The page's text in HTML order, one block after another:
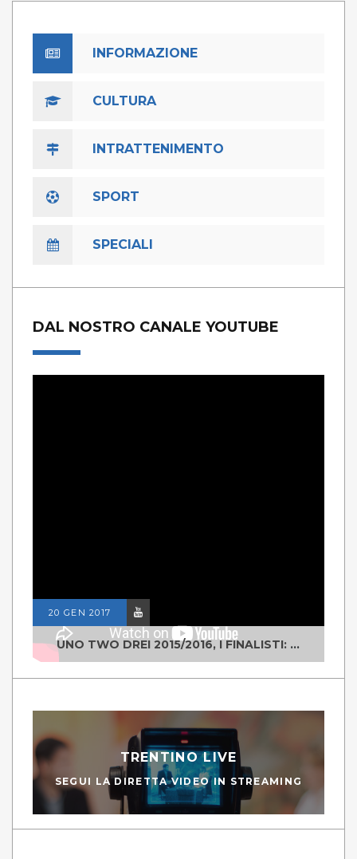
INFORMAZIONE
CULTURA
INTRATTENIMENTO
SPORT
SPECIALI
DAL NOSTRO CANALE YOUTUBE
20 GEN 2017
UNO TWO DREI 2015/2016, I FINALISTI: CLASSE IV ALS ISTITUTO "DEGASPERI" BORGO VALSUGANA
TRENTINO LIVE
SEGUI LA DIRETTA VIDEO IN STREAMING